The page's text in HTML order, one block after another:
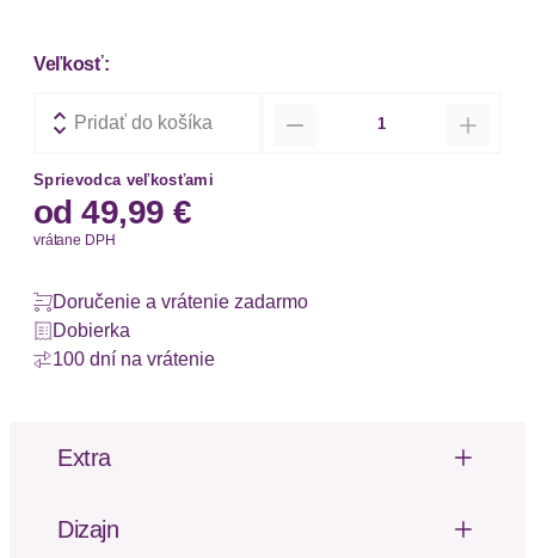
Veľkosť:
Pridať do košíka
Sprievodca veľkosťami
od 49,99 €
vrátane DPH
Doručenie a vrátenie zadarmo
Dobierka
100 dní na vrátenie
Extra
Mäkký omak
dvojdielny
Dizajn